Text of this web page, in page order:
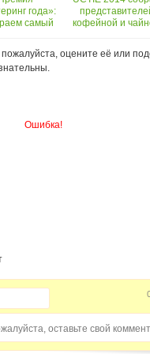
года»:
самый
в
кофейной и
оцените её или
Ошибка!
оставьте свой